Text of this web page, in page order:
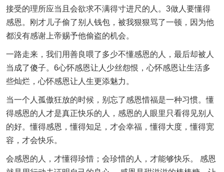
接受的理所应当且会欲求不满得寸进尺的人。3做人要懂得
感恩。刚才儿子偷了别人钱包，被我狠狠骂了一顿，因为他
都没有感谢上帝赐予他偷盗的机会。
一路走来，我们用善良喂了多少不懂感恩的人，最后却被人
当成了傻子。6心怀感恩让人少丝怨恨，心怀感恩让生活多
些灿烂，心怀感恩让人生更添魅力。
当一个人孤傲狂放的时候，别忘了感恩惜福是一种习惯。懂
得感恩的人才是真正快乐的人，感恩的人眼里只看得见别人
的好。懂得感恩，懂得知足，才会幸福，懂得大度，懂得宽
容，才会快乐。
会感恩的人，才懂得珍惜；会珍惜的人，才能够快乐。 感恩